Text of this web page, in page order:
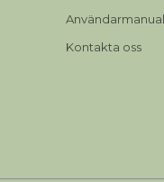
Kontakta oss